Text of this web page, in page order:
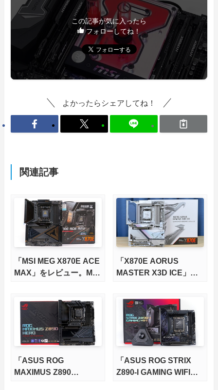
この記事が気に入ったら
フォローしてね！
よかったらシェアしてね！
関連記事
「MSI MEG X870E ACE
MAX」をレビュー。M.2
徹底検証
「X870E AORUS
MASTER X3D ICE」を
X870Eマザーボードを徹
底検証
「ASUS ROG
MAXIMUS Z890
「ASUS ROG STRIX
Z890-I GAMING WIFI」